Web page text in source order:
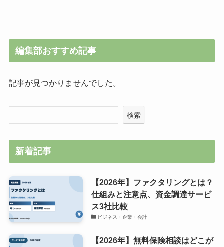
編集部おすすめ記事
記事が見つかりませんでした。
検索
新着記事
【2026年】ファクタリングとは？
仕組みと注意点、資金調達サービ
ス3社比較
ビジネス・企業・会計
【2026年】無料保険相談はどこが